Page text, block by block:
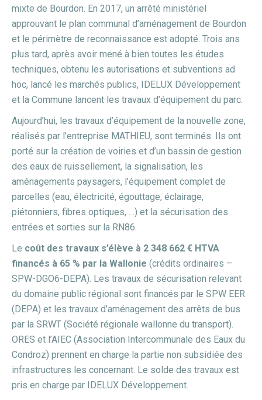
mixte de Bourdon. En 2017, un arrêté ministériel
approuvant le plan communal d’aménagement de Bourdon
et le périmètre de reconnaissance est adopté. Trois ans
plus tard, après avoir mené à bien toutes les études
techniques, obtenu les autorisations et subventions ad
hoc, lancé les marchés publics, IDELUX Développement
et la Commune lancent les travaux d’équipement du parc.
Aujourd’hui, les travaux d’équipement de la nouvelle zone,
réalisés par l’entreprise MATHIEU, sont terminés. Ils ont
porté sur la création de voiries et d’un bassin de gestion
des eaux de ruissellement, la signalisation, les
aménagements paysagers, l’équipement complet de
parcelles (eau, électricité, égouttage, éclairage,
piétonniers, fibres optiques, …) et la sécurisation des
entrées et sorties sur la RN86.
Le coût des travaux s’élève à 2 348 662 € HTVA
financés à 65 % par la Wallonie (crédits ordinaires –
SPW-DGO6-DEPA). Les travaux de sécurisation relevant
du domaine public régional sont financés par le SPW EER
(DEPA) et les travaux d’aménagement des arrêts de bus
par la SRWT (Société régionale wallonne du transport).
ORES et l’AIEC (Association Intercommunale des Eaux du
Condroz) prennent en charge la partie non subsidiée des
infrastructures les concernant. Le solde des travaux est
pris en charge par IDELUX Développement.